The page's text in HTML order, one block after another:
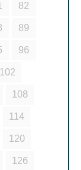
82
89
96
102
108
114
120
126